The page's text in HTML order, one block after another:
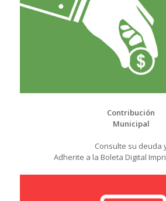
Contribución
Municipal
Consulte su deuda
Adherite a la Boleta Digital